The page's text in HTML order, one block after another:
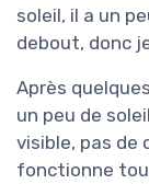
soleil, il a un
debout, donc
Après
un peu de
visible, pas de
fonctionne